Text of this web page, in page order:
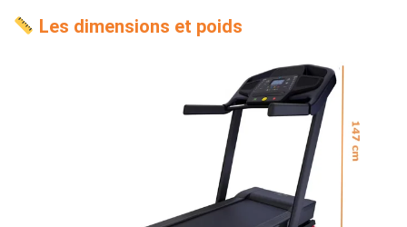
Les dimensions et poids